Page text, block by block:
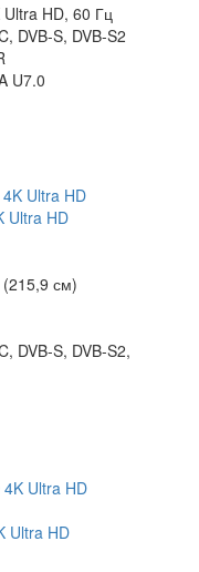
HD, 60 Гц
DVB-S, DVB-S2
U7.0
Ultra HD
см)
DVB-S, DVB-S2,
Ultra HD